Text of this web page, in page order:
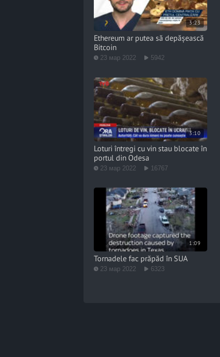
3:23
Ethereum ar putea să depășească
Bitcoin
23 мар 2022 5942
3:10
Loturi întregi cu vin stau blocate în
portul din Odesa
23 мар 2022 16767
1:09
Tornadele fac prăpăd în SUA
23 мар 2022 6323